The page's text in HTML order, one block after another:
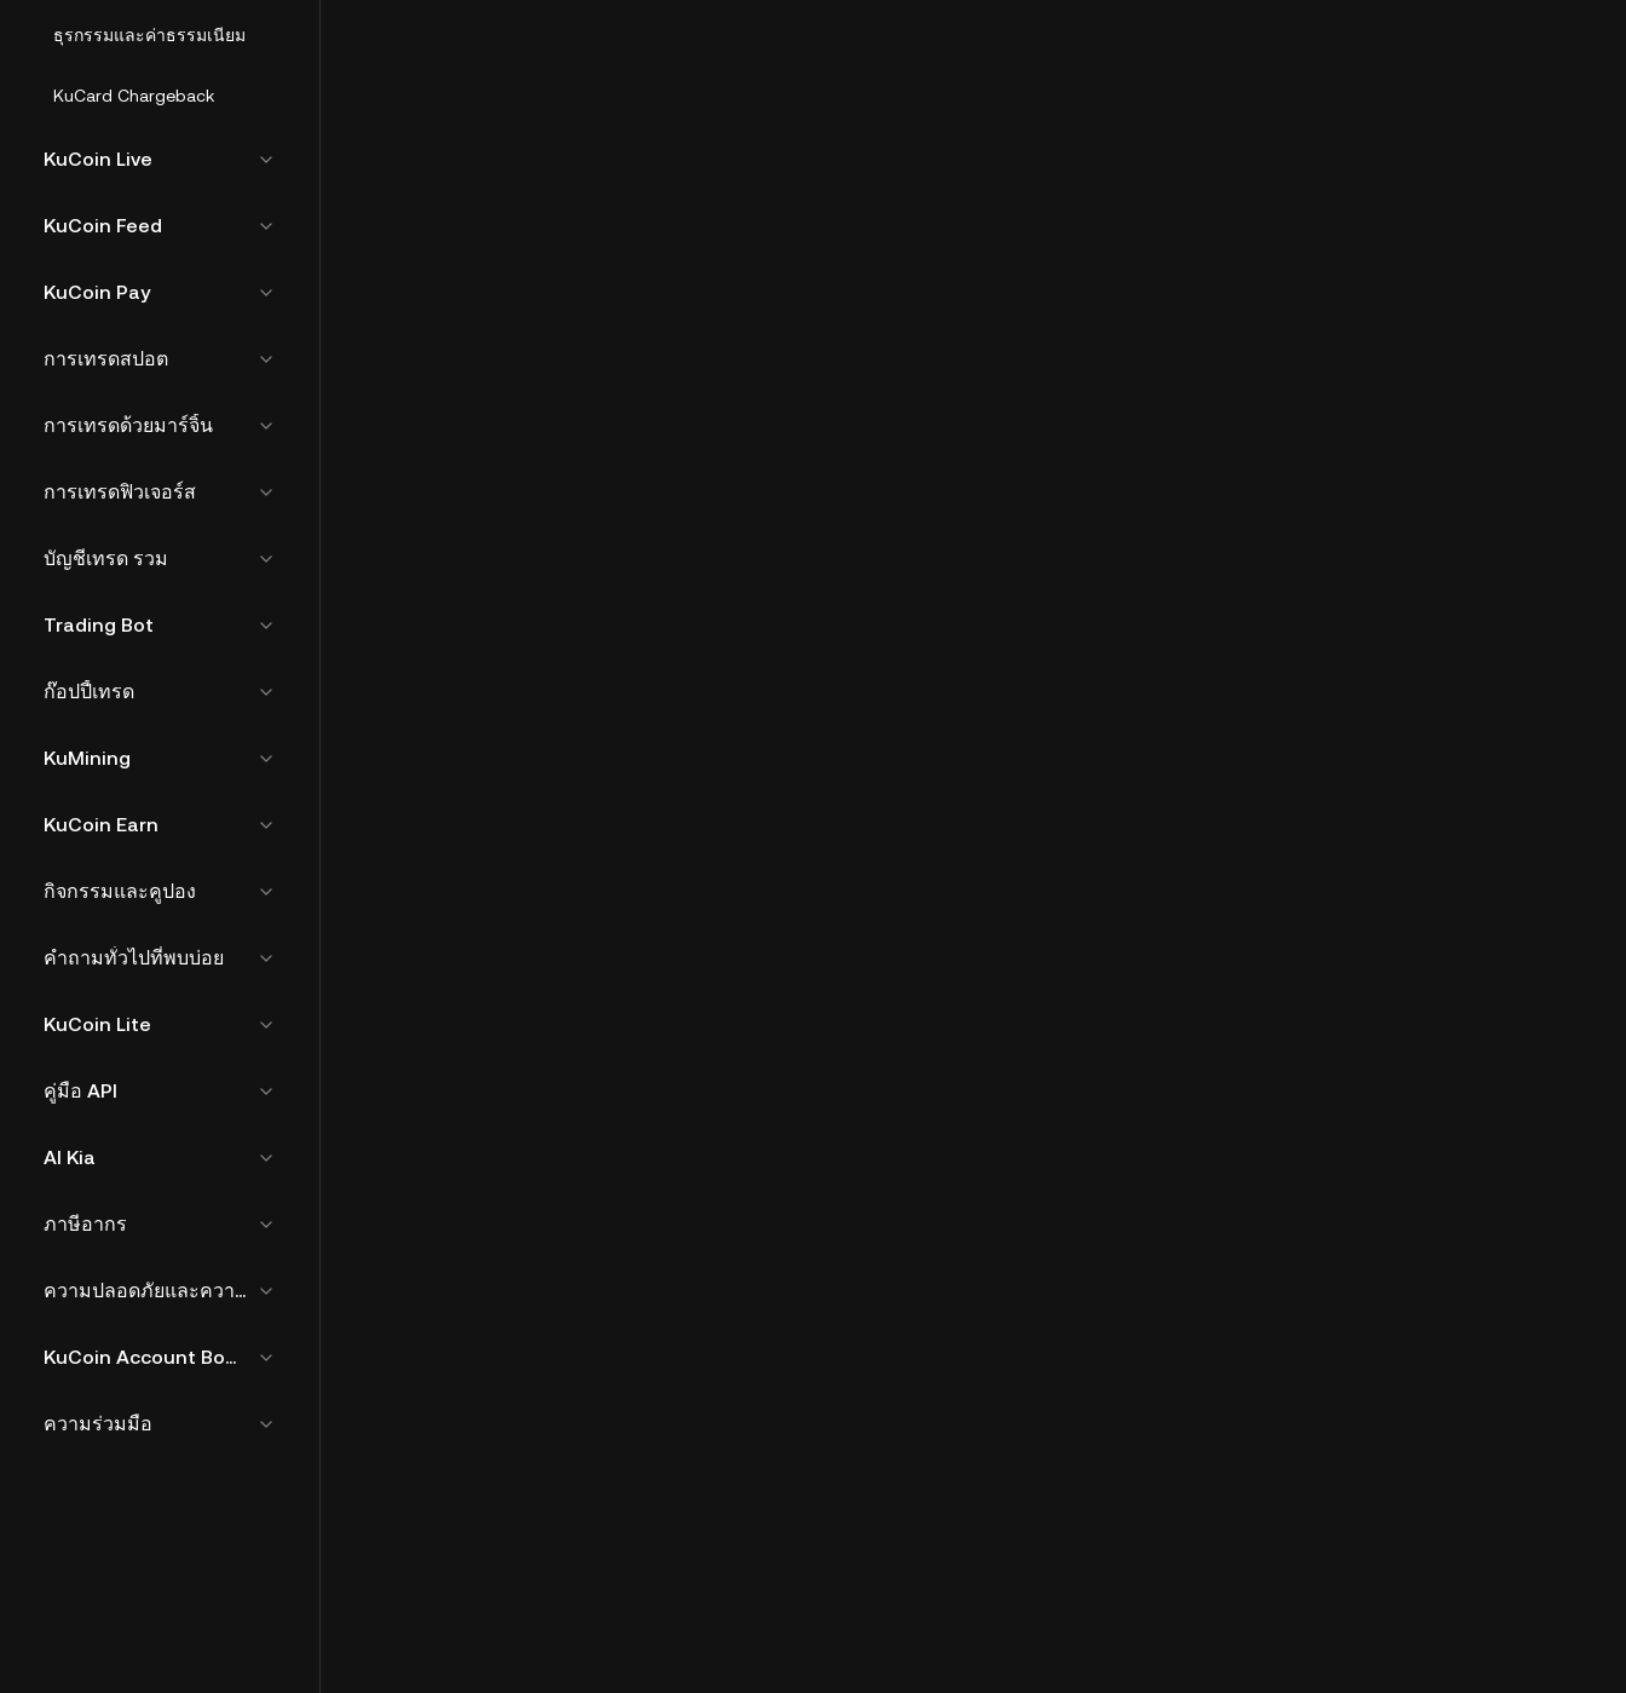
ธุรกรรมและค่าธรรมเนียม
KuCard Chargeback
KuCoin Live
KuCoin Feed
KuCoin Pay
การเทรดสปอต
การเทรดด้วยมาร์จิ้น
การเทรดฟิวเจอร์ส
บัญชีเทรด รวม
Trading Bot
ก๊อปปี้เทรด
KuMining
KuCoin Earn
กิจกรรมและคูปอง
คำถามทั่วไปที่พบบ่อย
KuCoin Lite
คู่มือ API
AI Kia
ภาษีอากร
ความปลอดภัยและความเสี่ยง
KuCoin Account Bound Token
ความร่วมมือ